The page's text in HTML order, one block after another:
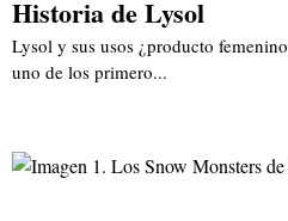
Historia de Lysol
Lysol y sus usos ¿producto
uno de los primero...